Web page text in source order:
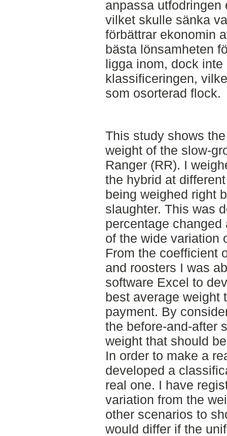
anpassa
vilket skulle sänka
förbättrar ekonomin
bästa lönsamheten
ligga inom, dock
klassificeringen,
som osorterad flock.
This study shows
weight of the slow-
Ranger (RR). I
the hybrid at
being weighed right
slaughter. This was
percentage
of the wide variation
From the coefficient
and roosters I was
software Excel to
best average weight
payment. By
the before-and-after
weight that should
In order to make a
developed a
real one. I have
variation from the
other scenarios to
would differ if the